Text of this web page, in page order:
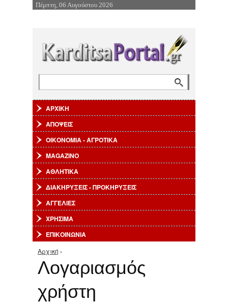
Επιστροφή στην Πλοήγηση
Πέμπτη, 06 Αυγούστου 2026
ΑΡΧΙΚΗ
ΑΠΟΨΕΙΣ
ΟΙΚΟΝΟΜΙΑ - ΑΓΡΟΤΙΚΑ
MAGAZINO
ΑΘΛΗΤΙΚΑ
ΔΙΑΚΗΡΥΞΕΙΣ - ΠΡΟΚΗΡΥΞΕΙΣ
ΑΓΓΕΛΙΕΣ
ΧΡΗΣΙΜΑ
ΕΠΙΚΟΙΝΩΝΙΑ
Είστε εδώ
Αρχική ›
Λογαριασμός
χρήστη